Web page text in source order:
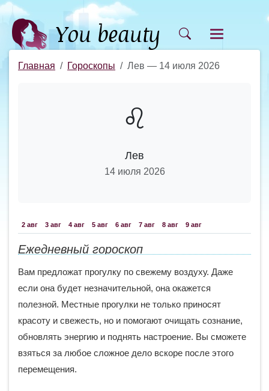
Главная Гороскопы Лев — 14 июля 2026
♌
Лев
14 июля 2026
2 авг 3 авг 4 авг 5 авг 6 авг 7 авг 8 авг 9 авг
Ежедневный гороскоп
Вам предложат прогулку по свежему воздуху. Даже
если она будет незначительной, она окажется
полезной. Местные прогулки не только приносят
красоту и свежесть, но и помогают очищать сознание,
обновлять энергию и поднять настроение. Вы сможете
взяться за любое сложное дело вскоре после этого
перемещения.